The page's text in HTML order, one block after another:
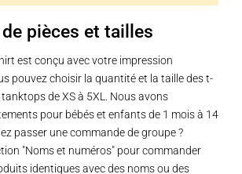
pièces et tailles
est conçu avec votre impression
pouvez choisir la quantité et la taille des t-
de XS à 5XL. Nous avons
pour bébés et enfants de 1 mois à 14
passer une commande de groupe ?
"Noms et numéros" pour commander
identiques avec des noms ou des